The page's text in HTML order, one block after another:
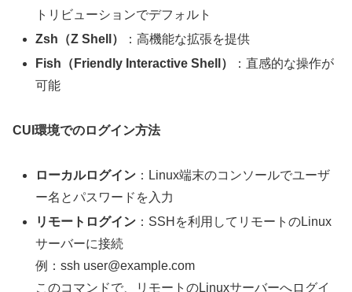
トリビューションでデフォルト
Zsh（Z Shell）
：高機能な拡張を提供
Fish（Friendly Interactive Shell）
：直感的な操作が
可能
CUI環境でのログイン方法
ローカルログイン ：Linux端末のコンソールでユーザ
ー名とパスワードを入力
リモートログイン ：SSHを利用してリモートのLinux
サーバーに接続
例：ssh user@example.com
このコマンドで、リモートのLinuxサーバーへログイ